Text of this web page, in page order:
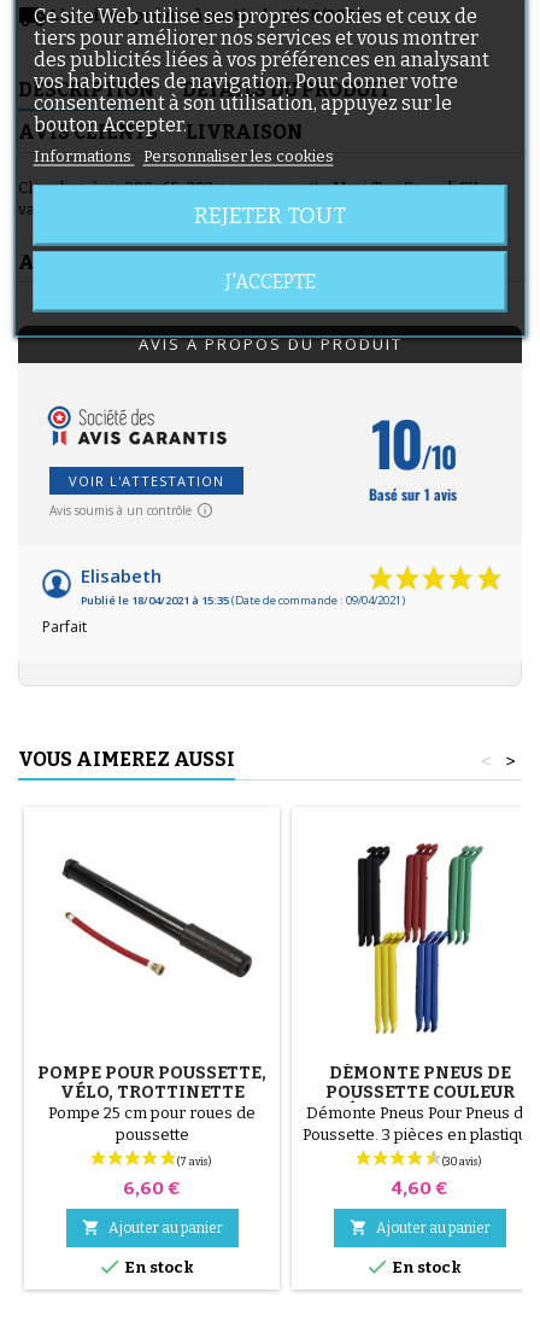
local_shippingLivraison prévue à partir du 11/08/2026
DESCRIPTION
DÉTAILS DU PRODUIT
AVIS CLIENTS
LIVRAISON
Chambre à air 280x65-203 pour poussette Maxi Taxi Speedi SX,
valve coudée ( 45x45 )
AVIS CLIENTS
AVIS À PROPOS DU PRODUIT
VOIR L'ATTESTATION
Avis soumis à un contrôle
10/10
Basé sur 1 avis
Elisabeth
Publié le 18/04/2021 à 15:35(Date de commande : 09/04/2021)
Parfait
VOUS AIMEREZ AUSSI >
<
POMPE POUR POUSSETTE,
VÉLO, TROTTINETTE
Pompe 25 cm pour roues de
poussette
Prix
6,60 €
 Ajouter au panier
 En stock
DÉMONTE PNEUS DE
POUSSETTE COULEUR
ALÉATOIRE 1 LOT DE 3
PIÈCES
Démonte Pneus Pour Pneus de
Poussette. 3 pièces en plastique
de haute qualité, couleur
aléatoire, noir, rouge, vert,
jaune et bleu ou 3 pièces en
acier ( gris ) Le montage du
uniquement à la main, cela évite
de percer la chambre à air.
Prix
4,60 €
 Ajouter au panier
 En stock
Ce site Web utilise ses propres cookies et ceux de
tiers pour améliorer nos services et vous montrer
des publicités liées à vos préférences en analysant
vos habitudes de navigation. Pour donner votre
consentement à son utilisation, appuyez sur le
bouton Accepter.
Informations Personnaliser les cookies
REJETER TOUT
J'ACCEPTE